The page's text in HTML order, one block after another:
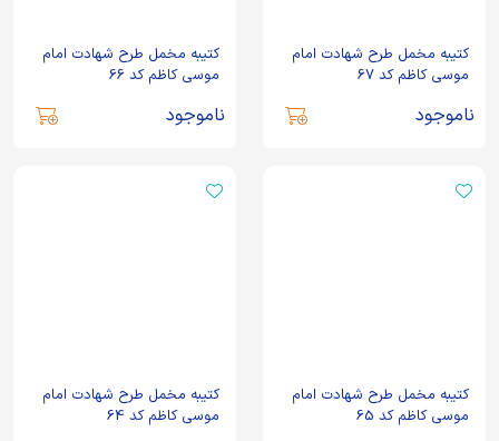
کتیبه مخمل طرح شهادت امام
موسی کاظم کد 67
ناموجود
کتیبه مخمل طرح شهادت امام
موسی کاظم کد 66
ناموجود
کتیبه مخمل طرح شهادت امام
موسی کاظم کد 65
کتیبه مخمل طرح شهادت امام
موسی کاظم کد 64